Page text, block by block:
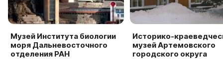
Музей Института биологии
моря Дальневосточного
отделения РАН
Историко-
музей Артемовского
городского округа